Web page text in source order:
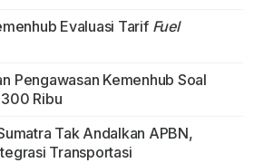
Evaluasi Tarif Fuel
Pengawasan Kemenhub Soal
Ribu
Tak Andalkan APBN,
Transportasi